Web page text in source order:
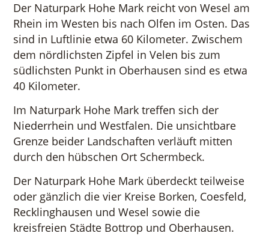
Der Naturpark Hohe Mark reicht von Wesel am
Rhein im Westen bis nach Olfen im Osten. Das
sind in Luftlinie etwa 60 Kilometer. Zwischem
dem nördlichsten Zipfel in Velen bis zum
südlichsten Punkt in Oberhausen sind es etwa
40 Kilometer.
Im Naturpark Hohe Mark treffen sich der
Niederrhein und Westfalen. Die unsichtbare
Grenze beider Landschaften verläuft mitten
durch den hübschen Ort Schermbeck.
Der Naturpark Hohe Mark überdeckt teilweise
oder gänzlich die vier Kreise Borken, Coesfeld,
Recklinghausen und Wesel sowie die
kreisfreien Städte Bottrop und Oberhausen.